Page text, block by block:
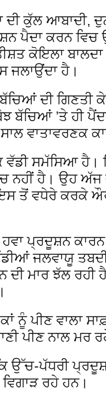
ਦੀ ਕੁੱਲ ਆਬਾਦੀ,
ਪੈਦਾ ਕਰਨ
ਕੋਇਲਾ
ਜਲਾਉਂਦਾ ਹੈ।
ਦੀ ਗਿਣਤੀ
ਬੱਚਿਆਂ ’ਤੇ ਹੀ
ਵਾਤਾਵਰਣਕ
ਸਮੱਸਿਆ ਹੈ।
ਨਹੀਂ ਹੈ। ਉਹ ਅੱਜ
ਤੋਂ ਵਧੇਰੇ ਕਰਕੇ
ਪ੍ਰਦੂਸ਼ਨ
ਜਲਵਾਯੂ
ਦੀ ਮਾਰ ਝੱਲ ਰਹੀ
ਨੂੰ ਪੀਣ ਵਾਲਾ
ਪੀਣ ਨਾਲ ਮਰ
ਉੱਚ-ਪੱਧਰੀ
ਰਹੇ ਹਨ।